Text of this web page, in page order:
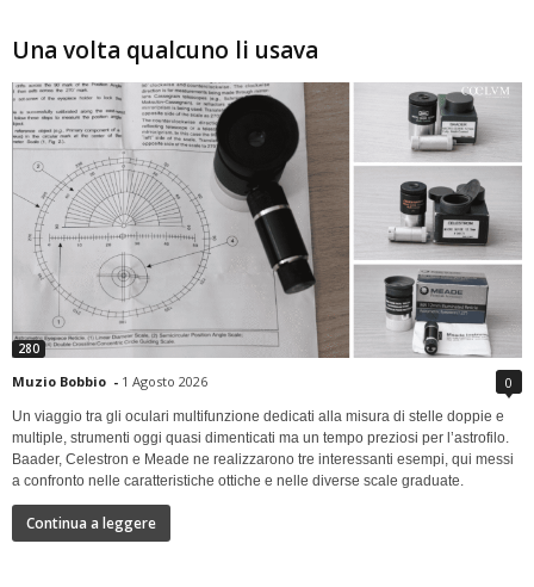
Una volta qualcuno li usava
280
Muzio Bobbio - 1 Agosto 2026 0
Un viaggio tra gli oculari multifunzione dedicati alla misura di stelle doppie e
multiple, strumenti oggi quasi dimenticati ma un tempo preziosi per l’astrofilo.
Baader, Celestron e Meade ne realizzarono tre interessanti esempi, qui messi
a confronto nelle caratteristiche ottiche e nelle diverse scale graduate.
Continua a leggere